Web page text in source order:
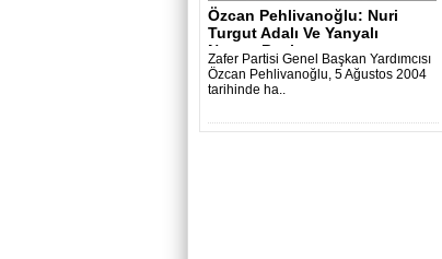
Özcan Pehlivanoğlu: Nuri
Turgut Adalı Ve Yanyalı
Nusret Bey’..
Zafer Partisi Genel Başkan Yardımcısı
Özcan Pehlivanoğlu, 5 Ağustos 2004
tarihinde ha..